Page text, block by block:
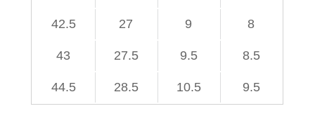
42.5 27 9 8
43 27.5 9.5 8.5
44.5 28.5 10.5 9.5